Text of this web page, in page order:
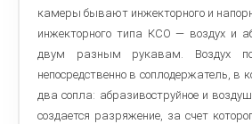
камеры бывают инжекторного и
инжекторного типа КСО — воздух и
двум разным рукавам. Воздух по
непосредственно в соплодержатель, в
два сопла: абразивоструйное и
создается разряжение, за счет